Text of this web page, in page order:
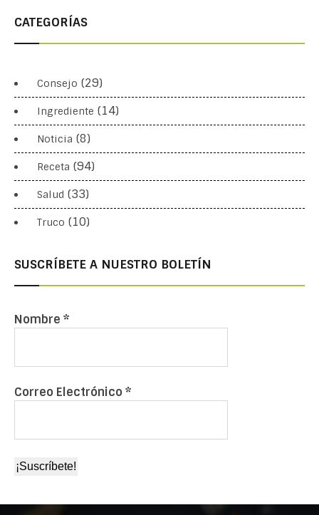
CATEGORÍAS
Consejo (29)
Ingrediente (14)
Noticia (8)
Receta (94)
Salud (33)
Truco (10)
SUSCRÍBETE A NUESTRO BOLETÍN
Nombre *
Correo Electrónico *